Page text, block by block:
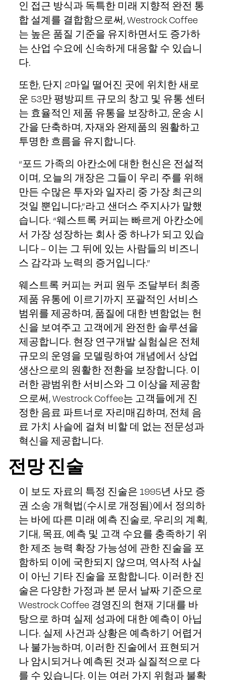
인 접근 방식과 독특한 미래 지향적 완전 통
합 설계를 결합함으로써, Westrock Coffee
는 높은 품질 기준을 유지하면서도 증가하
는 산업 수요에 신속하게 대응할 수 있습니
다.
또한, 단지 2마일 떨어진 곳에 위치한 새로
운 53만 평방피트 규모의 창고 및 유통 센터
는 효율적인 제품 유통을 보장하고, 운송 시
간을 단축하며, 자재와 완제품의 원활하고
투명한 흐름을 유지합니다.
“포드 가족의 아칸소에 대한 헌신은 전설적
이며, 오늘의 개장은 그들이 우리 주를 위해
만든 수많은 투자와 일자리 중 가장 최근의
것일 뿐입니다,”라고 샌더스 주지사가 말했
습니다. “웨스트록 커피는 빠르게 아칸소에
서 가장 성장하는 회사 중 하나가 되고 있습
니다 – 이는 그 뒤에 있는 사람들의 비즈니
스 감각과 노력의 증거입니다.”
웨스트록 커피는 커피 원두 조달부터 최종
제품 유통에 이르기까지 포괄적인 서비스
범위를 제공하며, 품질에 대한 변함없는 헌
신을 보여주고 고객에게 완전한 솔루션을
제공합니다. 현장 연구개발 실험실은 전체
규모의 운영을 모델링하여 개념에서 상업
생산으로의 원활한 전환을 보장합니다. 이
러한 광범위한 서비스와 그 이상을 제공함
으로써, Westrock Coffee는 고객들에게 진
정한 음료 파트너로 자리매김하며, 전체 음
료 가치 사슬에 걸쳐 비할 데 없는 전문성과
혁신을 제공합니다.
전망 진술
이 보도 자료의 특정 진술은 1995년 사모 증
권 소송 개혁법(수시로 개정됨)에서 정의하
는 바에 따른 미래 예측 진술로, 우리의 계획,
기대, 목표, 예측 및 고객 수요를 충족하기 위
한 제조 능력 확장 가능성에 관한 진술을 포
함하되 이에 국한되지 않으며, 역사적 사실
이 아닌 기타 진술을 포함합니다. 이러한 진
술은 다양한 가정과 본 문서 날짜 기준으로
Westrock Coffee 경영진의 현재 기대를 바
탕으로 하며 실제 성과에 대한 예측이 아닙
니다. 실제 사건과 상황은 예측하기 어렵거
나 불가능하며, 이러한 진술에서 표현되거
나 암시되거나 예측된 것과 실질적으로 다
를 수 있습니다. 이는 여러 가지 위험과 불확